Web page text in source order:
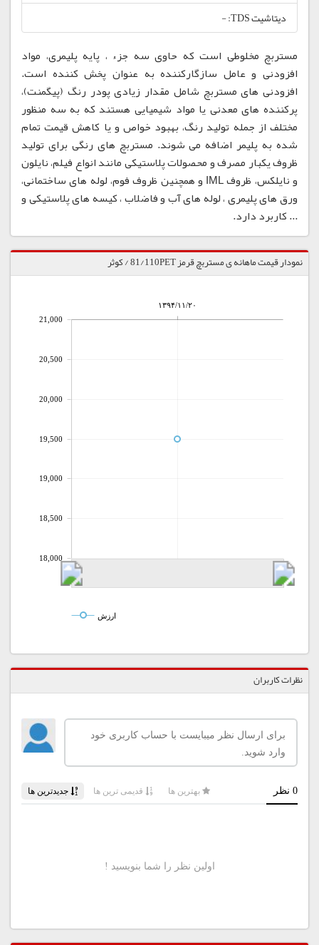
دیتاشیت TDS: -
مستربچ مخلوطی است که حاوی سه جزء ، پایه پلیمری، مواد
افزودنی و عامل سازگارکننده به عنوان پخش کننده است.
افزودنی های مستربچ شامل مقدار زیادی پودر رنگ (پیگمنت)،
پرکننده های معدنی یا مواد شیمیایی هستند که به سه منظور
مختلف از جمله تولید رنگ، بهبود خواص و یا کاهش قیمت تمام
شده به پلیمر اضافه می شوند. مستربچ های رنگی برای تولید
ظروف یکبار مصرف و محصولات پلاستیکی مانند انواع فیلم، نایلون
و نایلکس، ظروف IML و همچنین ظروف فوم، لوله های ساختمانی،
ورق های پلیمری ، لوله های آب و فاضلاب ، کیسه های پلاستیکی و
... کاربرد دارد.
نمودار قیمت ماهانه ی مستربچ قرمز 81/110PET / کوثر
۱۳۹۴/۱۱/۲۰
18,000
18,500
19,000
19,500
20,000
20,500
21,000
ارزش
نظرات کاربران